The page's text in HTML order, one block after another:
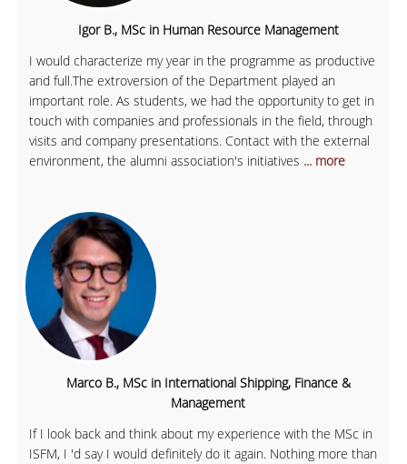
Igor B., MSc in Human Resource Management
I would characterize my year in the programme as productive
and full.The extroversion of the Department played an
important role. As students, we had the opportunity to get in
touch with companies and professionals in the field, through
visits and company presentations. Contact with the external
environment, the alumni association's initiatives ... more
Marco B., MSc in International Shipping, Finance &
Management
If I look back and think about my experience with the MSc in
ISFM, I 'd say I would definitely do it again. Nothing more than